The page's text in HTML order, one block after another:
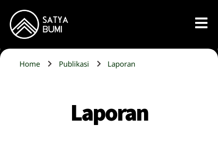
Home Publikasi Laporan
Laporan